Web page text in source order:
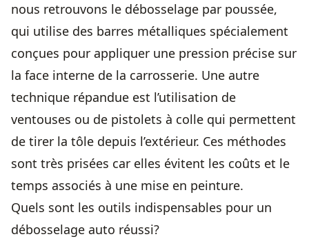
nous retrouvons le débosselage par poussée,
qui utilise des barres métalliques spécialement
conçues pour appliquer une pression précise sur
la face interne de la carrosserie. Une autre
technique répandue est l’utilisation de
ventouses ou de pistolets à colle qui permettent
de tirer la tôle depuis l’extérieur. Ces méthodes
sont très prisées car elles évitent les coûts et le
temps associés à une mise en peinture.
Quels sont les outils indispensables pour un
débosselage auto réussi?